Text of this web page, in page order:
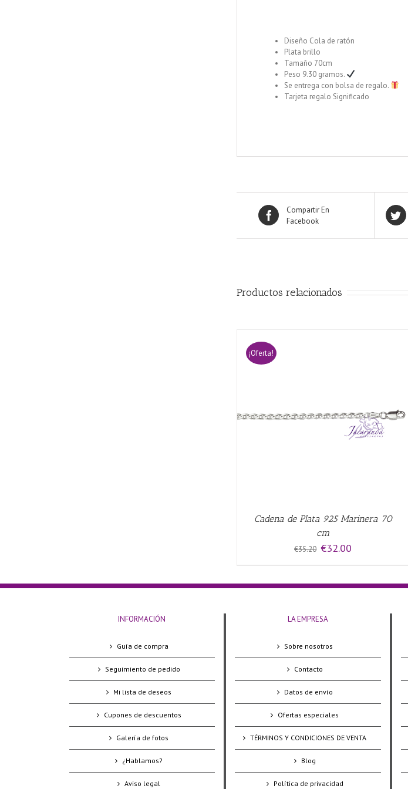
Diseño Cola de ratón
Plata brillo
Tamaño 70cm
Peso 9.30 gramos.
Se entrega con bolsa de regalo.
Tarjeta regalo Significado
Compartir En
Facebook
Productos relacionados
¡Oferta!
Cadena de Plata 925 Marinera 70
cm
€35.20 El
€35.20.
€32.00
€32.00.
AÑADIR AL CARRITO / QUICK VIEW
INFORMACIÓN
Guía de compra
Seguimiento de pedido
Mi lista de deseos
Cupones de descuentos
Galería de fotos
¿Hablamos?
Aviso legal
LA EMPRESA
Sobre nosotros
Contacto
Datos de envío
Ofertas especiales
TÉRMINOS Y CONDICIONES DE VENTA
Blog
Política de privacidad